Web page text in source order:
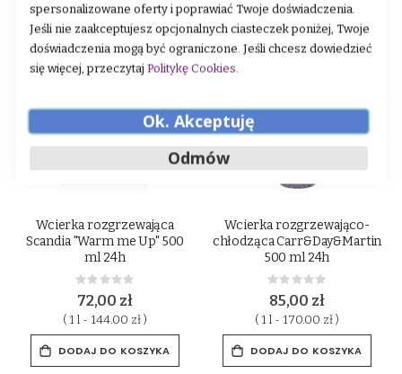
Wcierka rozgrzewająca
Scandia "Warm me Up" 500
ml 24h
Rating:
0%
72,00 zł
( 1 l - 144.00 zł )
DODAJ DO KOSZYKA
Wcierka rozgrzewająco-
chłodząca Carr&Day&Martin
500 ml 24h
Rating:
0%
85,00 zł
( 1 l - 170.00 zł )
DODAJ DO KOSZYKA
spersonalizowane oferty i poprawiać Twoje doświadczenia.
Jeśli nie zaakceptujesz opcjonalnych ciasteczek poniżej, Twoje
doświadczenia mogą być ograniczone. Jeśli chcesz dowiedzieć
się więcej, przeczytaj Politykę Cookies.
Ok. Akceptuję
Odmów